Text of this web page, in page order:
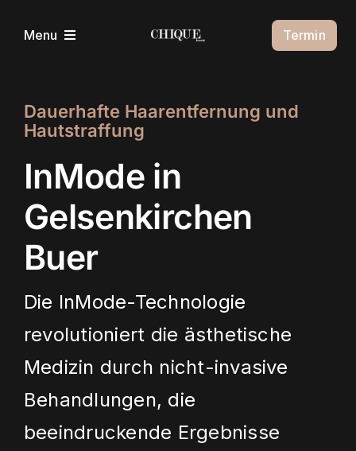
InhaltMenu Termin
Dauerhafte Haarentfernung und
Hautstraffung
InMode in
Gelsenkirchen
Buer
Die InMode-Technologie
revolutioniert die ästhetische
Medizin durch nicht-invasive
Behandlungen, die
beeindruckende Ergebnisse